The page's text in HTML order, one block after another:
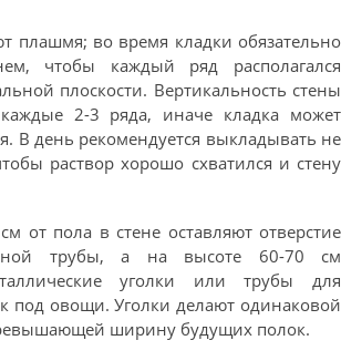
плашмя; во время кладки обязательно
чтобы каждый ряд располагался
плоскости. Вертикальность стены
2-3 ряда, иначе кладка может
В день рекомендуется выкладывать не
раствор хорошо схватился и стену
от пола в стене оставляют отверстие
трубы, а на высоте 60-70 см
уголки или трубы для
под овощи. Уголки делают одинаковой
ширину будущих полок.